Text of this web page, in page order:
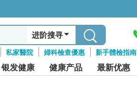
进阶搜寻
私家醫院 婦科檢查優惠 新手體檢指南
银发健康 健康产品 最新优惠